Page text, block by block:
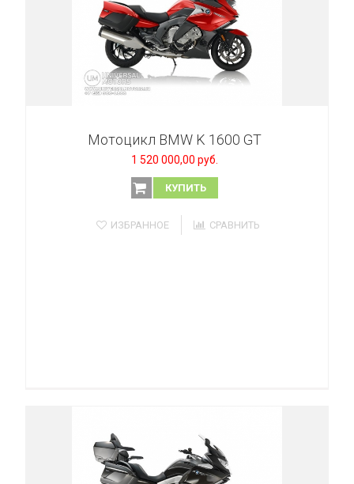
Мотоцикл BMW K 1600 GT
1 520 000,00 руб.
КУПИТЬ
ИЗБРАННОЕ СРАВНИТЬ